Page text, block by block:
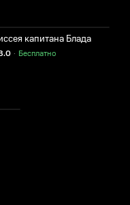
капитана Блада
Бесплатно
·